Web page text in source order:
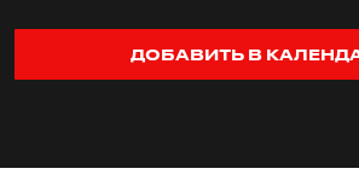
ДОБАВИТЬ В